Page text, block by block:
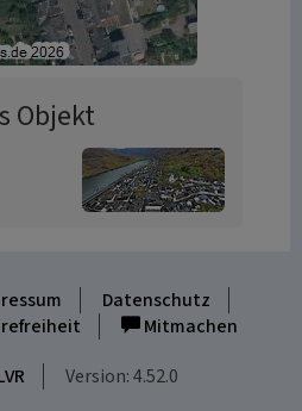
Objekt
Datenschutz
Mitmachen
Version: 4.52.0